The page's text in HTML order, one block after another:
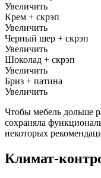
Увеличить
Крем + скрэп
Увеличить
Черный шер + скрэп
Увеличить
Шоколад + скрэп
Увеличить
Бриз + патина
Увеличить
Чтобы мебель дольше
сохраняла
некоторых
Климат-